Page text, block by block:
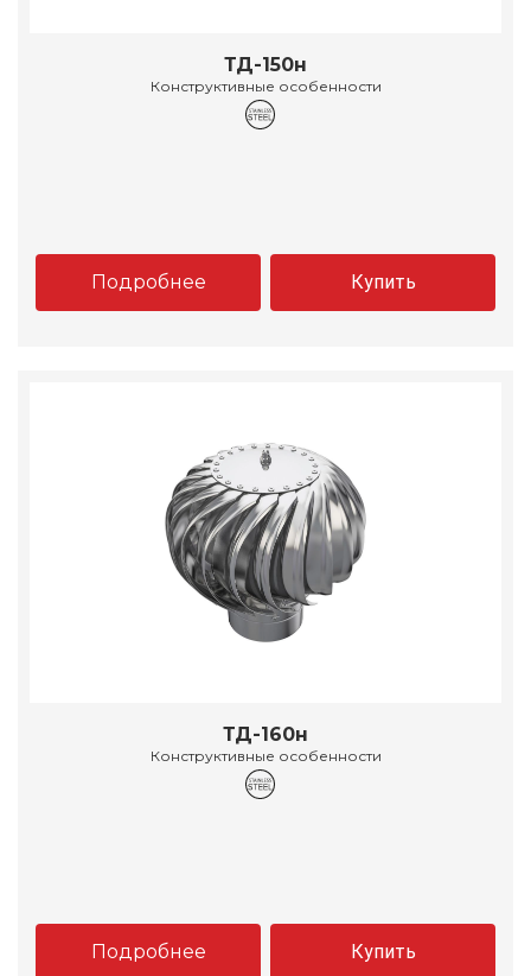
ТД-150н
Конструктивные особенности
Подробнее Купить
ТД-160н
Конструктивные особенности
Подробнее Купить